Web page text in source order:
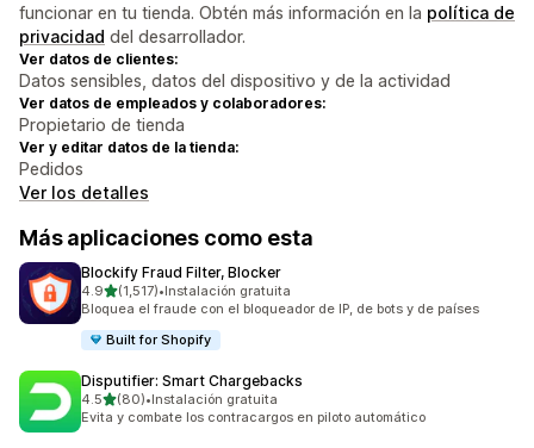
funcionar en tu tienda. Obtén más información en la política de
privacidad del desarrollador.
Ver datos de clientes:
Datos sensibles, datos del dispositivo y de la actividad
Ver datos de empleados y colaboradores:
Propietario de tienda
Ver y editar datos de la tienda:
Pedidos
Ver los detalles
Más aplicaciones como esta
Blockify Fraud Filter, Blocker
4.9de 5 estrellas
(1,517)
1517 reseñas en total
•Instalación gratuita
Bloquea el fraude con el bloqueador de IP, de bots y de países
Built for Shopify
Disputifier: Smart Chargebacks
4.5de 5 estrellas
(80)
80 reseñas en total
•Instalación gratuita
Evita y combate los contracargos en piloto automático